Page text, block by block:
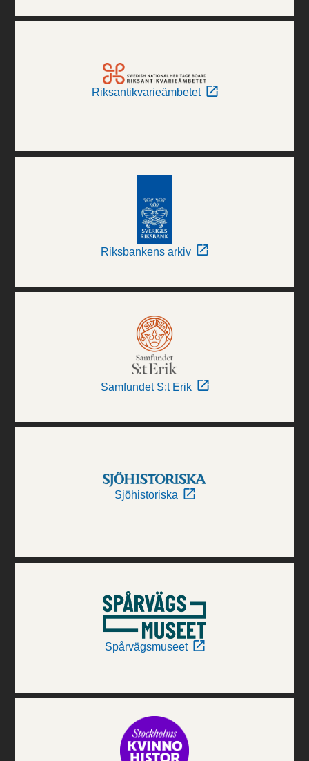
Riksantikvarieämbetet
Riksbankens arkiv
Samfundet S:t Erik
Sjöhistoriska
Spårvägsmuseet